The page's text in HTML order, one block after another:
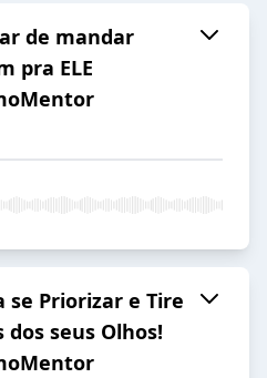
de mandar
pra ELE
se Priorizar e Tire
dos seus Olhos!